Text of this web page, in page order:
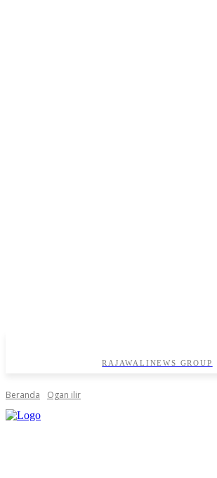
RAJAWALINEWS GROUP
Beranda Ogan ilir